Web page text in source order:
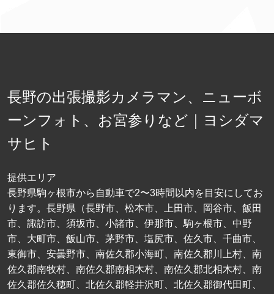
長野の出張撮影カメラマン、ニューボ
ーンフォト、お宮参りなど｜ヨシダマ
サヒト
提供エリア
長野県駒ヶ根市から自動車で2〜3時間以内を目安にしてお
ります。長野県（長野市、松本市、上田市、岡谷市、飯田
市、諏訪市、須坂市、小諸市、伊那市、駒ヶ根市、中野
市、大町市、飯山市、茅野市、塩尻市、佐久市、千曲市、
東御市、安曇野市、南佐久郡小海町、南佐久郡川上村、南
佐久郡南牧村、南佐久郡南相木村、南佐久郡北相木村、南
佐久郡佐久穂町、北佐久郡軽井沢町、北佐久郡御代田町、